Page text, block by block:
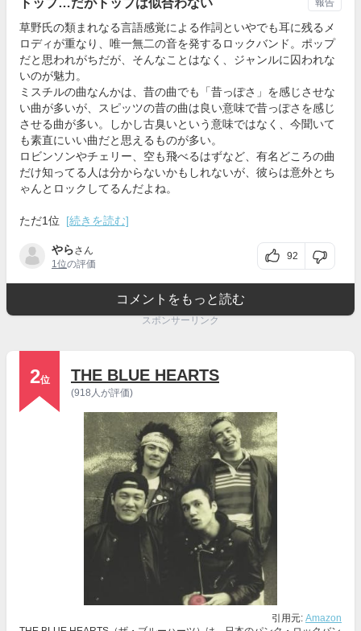
トップ…だがトップは似合わない
草野氏の類まれなる言語感覚による作詞といやでも耳に残るメ
ロディが重なり、唯一無二の音を発するロックバンド。ポップ
だと思われがちだが、そんなことはなく、ジャンルに囚われな
いのが魅力。
ミスチルの曲なんかは、昔の曲でも「昔っぽさ」を感じさせな
い曲が多いが、スピッツの昔の曲は良い意味で昔っぽさを感じ
させる曲が多い。しかし古臭いという意味ではなく、今聞いて
も素直にいい曲だと思えるものが多い。
ロビンソンやチェリー、空も飛べるはずなど、有名どころの曲
だけ知ってる人は分からないかもしれないが、彼らは意外とち
ゃんとロックしてるんだよね。
ただ1位 [続きを読む]
やらさん
1位の評価
92
報告
コメントをもっと読む
スポンサーリンク
2位 THE BLUE HEARTS
(918人が評価)
引用元: Amazon